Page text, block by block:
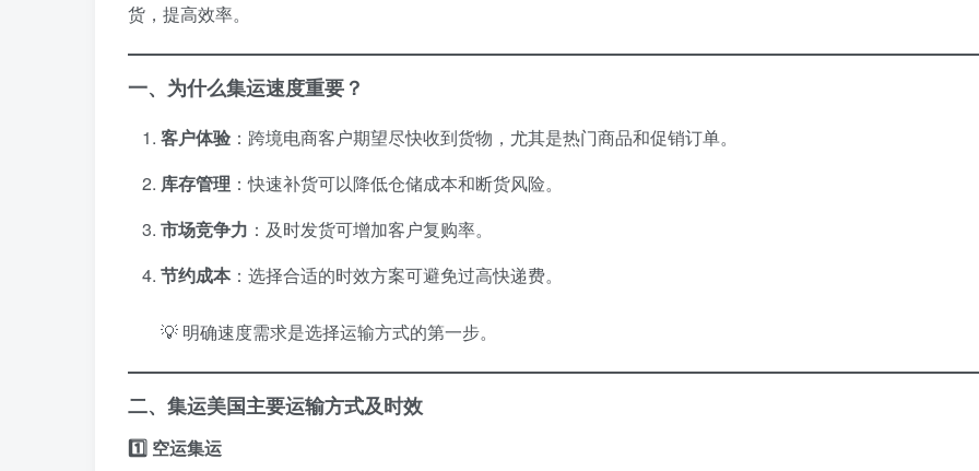
货，提高效率。
一、为什么集运速度重要？
客户体验 ：跨境电商客户期望尽快收到货物，尤其是热门商品和促销订单。
库存管理 ：快速补货可以降低仓储成本和断货风险。
市场竞争力 ：及时发货可增加客户复购率。
节约成本：选择合适的时效方案可避免过高快递费。
💡 明确速度需求是选择运输方式的第一步。
二、集运美国主要运输方式及时效
1️⃣ 空运集运